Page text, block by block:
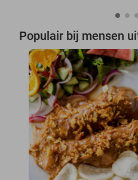
Populair bij mensen